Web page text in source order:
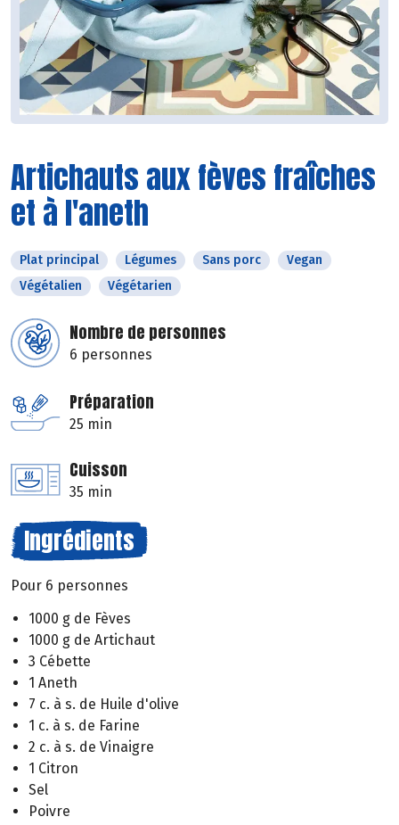
Artichauts aux fèves fraîches
et à l'aneth
Plat principal Légumes Sans porc
Vegan
Végétalien
Végétarien
Nombre de personnes
6 personnes
Préparation
25 min
Cuisson
35 min
Ingrédients
Pour 6 personnes
1000 g de Fèves
1000 g de Artichaut
3 Cébette
1 Aneth
7 c. à s. de Huile d'olive
1 c. à s. de Farine
2 c. à s. de Vinaigre
1 Citron
Sel
Poivre